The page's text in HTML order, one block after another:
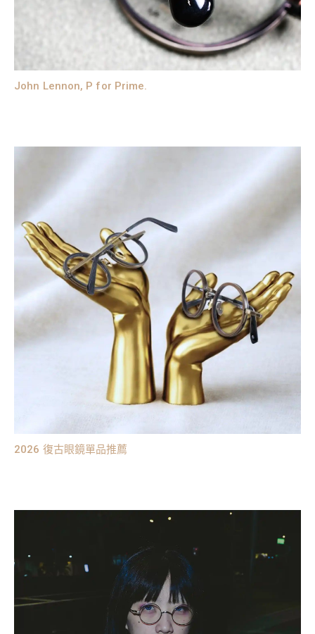
John Lennon, P for Prime.
2026 復古眼鏡單品推薦